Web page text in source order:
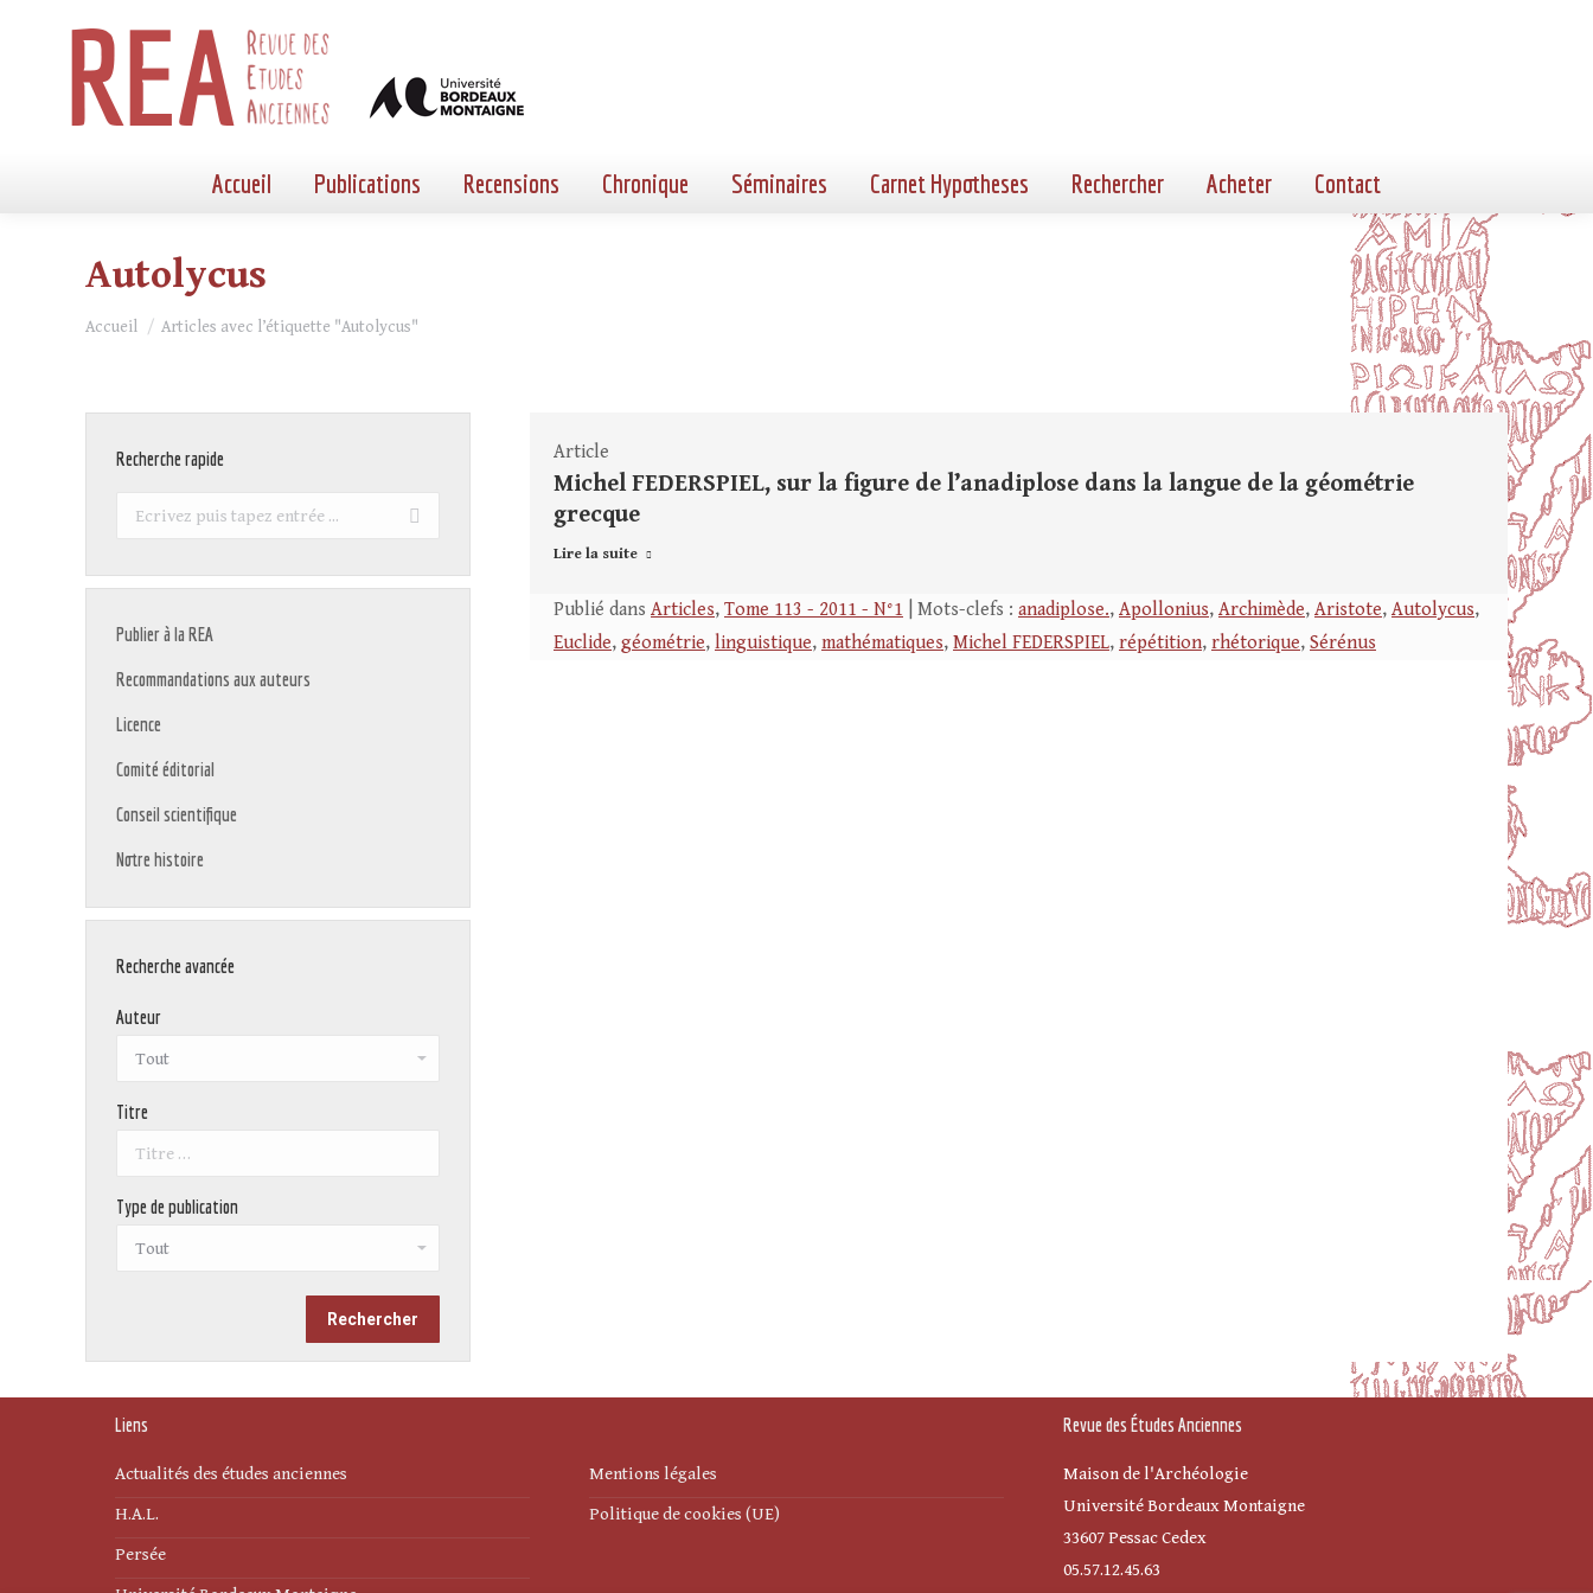
Accueil Publications Recensions Chronique Séminaires Carnet Hypotheses Rechercher Acheter Contact
Autolycus
Vous êtes ici :
Accueil Articles avec l’étiquette "Autolycus"
Article
Michel FEDERSPIEL, sur la figure de l’anadiplose dans la langue de la géométrie
grecque
Lire la suite
Publié dans Articles, Tome 113 - 2011 - N°1 | Mots-clefs : anadiplose., Apollonius, Archimède, Aristote, Autolycus,
Euclide, géométrie, linguistique, mathématiques, Michel FEDERSPIEL, répétition, rhétorique, Sérénus
Recherche rapide
Recherche
Publier à la REA
Recommandations aux auteurs
Licence
Comité éditorial
Conseil scientifique
Notre histoire
Recherche avancée
Auteur
Titre
Type de publication
Liens
Actualités des études anciennes
H.A.L.
Persée
Mentions légales
Politique de cookies (UE)
Revue des Études Anciennes
Maison de l'Archéologie
Université Bordeaux Montaigne
33607 Pessac Cedex
05.57.12.45.63